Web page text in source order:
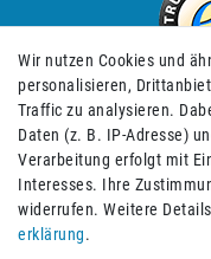
Impressum
Wir nutzen Cookies und
personalisieren,
Traffic zu analysieren.
Daten (z. B. IP-Adresse)
Verarbeitung erfolgt mit
Interesses. Ihre
widerrufen. Weitere
erklärung.